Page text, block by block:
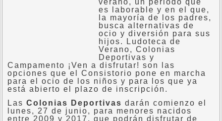
verano, un periodo que
es laborable y en el que,
la mayoría de los padres,
busca alternativas de
ocio y diversión para sus
hijos. Ludoteca de
Verano, Colonias
Deportivas y
Campamento ¡Ven a disfrutar! son las
opciones que el Consistorio pone en marcha
para el ocio de los niños y para los que ya
está abierto el plazo de inscripción.
Las Colonias Deportivas darán comienzo el
lunes, 27 de junio, para menores nacidos
entre 2009 y 2017, que podrán disfrutar de